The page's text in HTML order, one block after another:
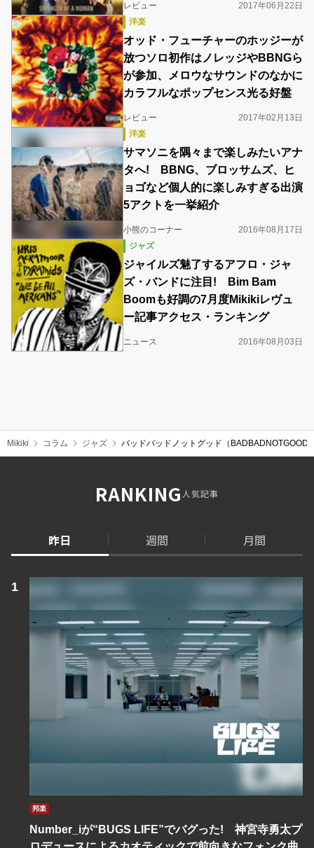
レビュー
2017年06月22日
洋楽
オッド・フューチャーのホッジーが
放つソロ初作はノレッジやBBNGら
が参加、メロウなサウンドのなかに
カラフルなポップセンス光る好盤
レビュー
2017年02月13日
洋楽
サマソニを隅々まで楽しみたいアナ
タへ! BBNG、ブロッサムズ、ヒ
ョゴなど個人的に楽しみすぎる出演
5アクトを一挙紹介
小熊のコーナー
2016年08月17日
ジャズ
ジャイルズ魅了するアフロ・ジャ
ズ・バンドに注目! Bim Bam
Boomも好調の7月度Mikikiレヴュ
ー記事アクセス・ランキング
ニュース 2016年08月03日
Mikiki コラム ジャズ バッドバッドノットグッド（
RANKING人気記事
昨日 週間 月間
邦楽
Number_iが“BUGS LIFE”でバグった! 神宮寺勇太プ